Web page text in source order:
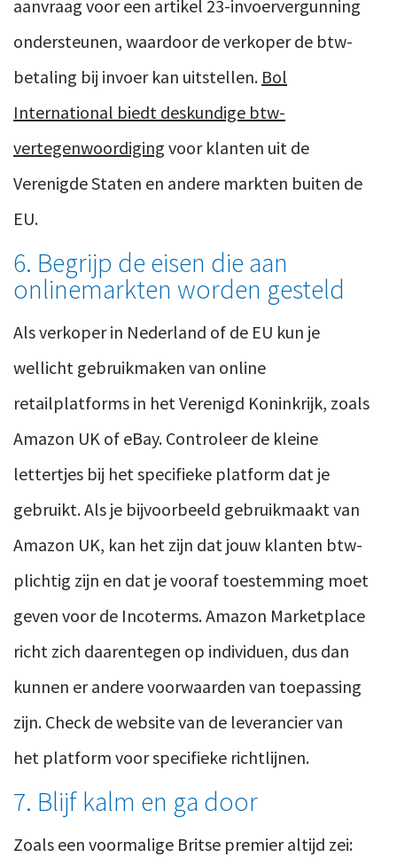
aanvraag voor een artikel 23-invoervergunning
ondersteunen, waardoor de verkoper de btw-
betaling bij invoer kan uitstellen. Bol
International biedt deskundige btw-
vertegenwoordiging voor klanten uit de
Verenigde Staten en andere markten buiten de
EU.
6. Begrijp de eisen die aan
onlinemarkten worden gesteld
Als verkoper in Nederland of de EU kun je
wellicht gebruikmaken van online
retailplatforms in het Verenigd Koninkrijk, zoals
Amazon UK of eBay. Controleer de kleine
lettertjes bij het specifieke platform dat je
gebruikt. Als je bijvoorbeeld gebruikmaakt van
Amazon UK, kan het zijn dat jouw klanten btw-
plichtig zijn en dat je vooraf toestemming moet
geven voor de Incoterms. Amazon Marketplace
richt zich daarentegen op individuen, dus dan
kunnen er andere voorwaarden van toepassing
zijn. Check de website van de leverancier van
het platform voor specifieke richtlijnen.
7. Blijf kalm en ga door
Zoals een voormalige Britse premier altijd zei: